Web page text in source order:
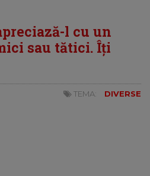
l cu un
sau tătici. Îți
TEMA: DIVERSE